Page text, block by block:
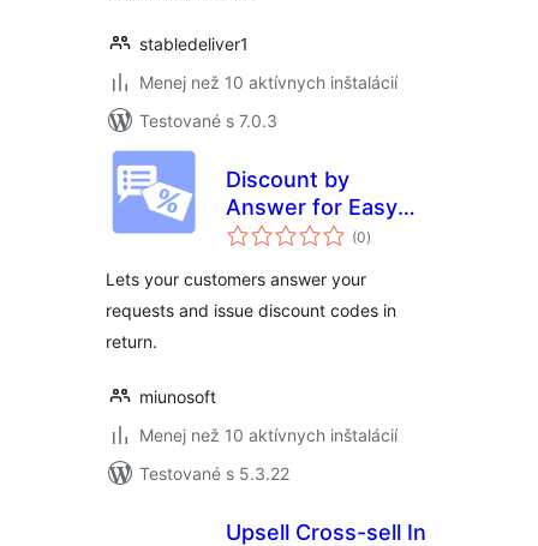
stabledeliver1
Menej než 10 aktívnych inštalácií
Testované s 7.0.3
Discount by
Answer for Easy
Digital Downloads
(0celkové
hodnotenie
)
Lets your customers answer your
requests and issue discount codes in
return.
miunosoft
Menej než 10 aktívnych inštalácií
Testované s 5.3.22
Upsell Cross-sell In